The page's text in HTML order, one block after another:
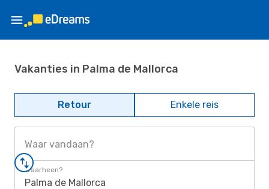
Vakanties in Palma de Mallorca
Retour Enkele reis
Waar vandaan?
Waarheen?
Palma de Mallorca